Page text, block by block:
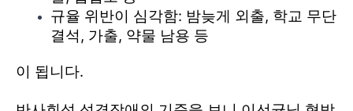
규율 위반이 심각함: 밤늦게 외출, 학교 무단
결석, 가출, 약물 남용 등
이 됩니다.